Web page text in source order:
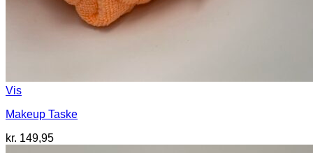
Vis
Makeup Taske
kr. 149,95